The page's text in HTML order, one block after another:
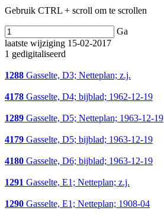
Gebruik CTRL + scroll om te scrollen
Ga
laatste wijziging 15-02-2017
1 gedigitaliseerd
1288 Gasselte, D3; Netteplan; z.j.
4178 Gasselte, D4; bijblad; 1962-12-19
1289 Gasselte, D5; Netteplan; 1963-12-19
4179 Gasselte, D5; bijblad; 1963-12-19
4180 Gasselte, D6; bijblad; 1963-12-19
1291 Gasselte, E1; Netteplan; z.j.
1290 Gasselte, E1; Netteplan; 1908-04